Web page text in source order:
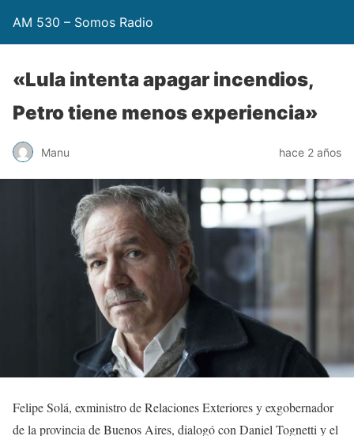
AM 530 – Somos Radio
«Lula intenta apagar incendios,
Petro tiene menos experiencia»
Manu hace 2 años
Felipe Solá, exministro de Relaciones Exteriores y exgobernador
de la provincia de Buenos Aires, dialogó con Daniel Tognetti y el